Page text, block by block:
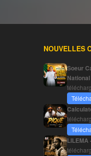
NOUVELLES
Soeur
LILEMA